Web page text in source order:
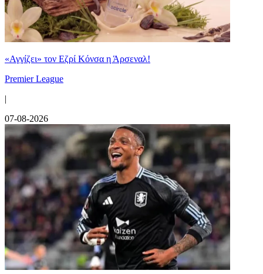
«Αγγίζει» τον Εζρί Κόνσα η Άρσεναλ!
Premier League
|
07-08-2026